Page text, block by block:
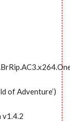
of Adventure’)
v1.4.2